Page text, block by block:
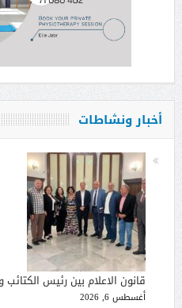
أخبار ونشاطات
قانون الاعلام بين رئيس
أغسطس 6, 2026